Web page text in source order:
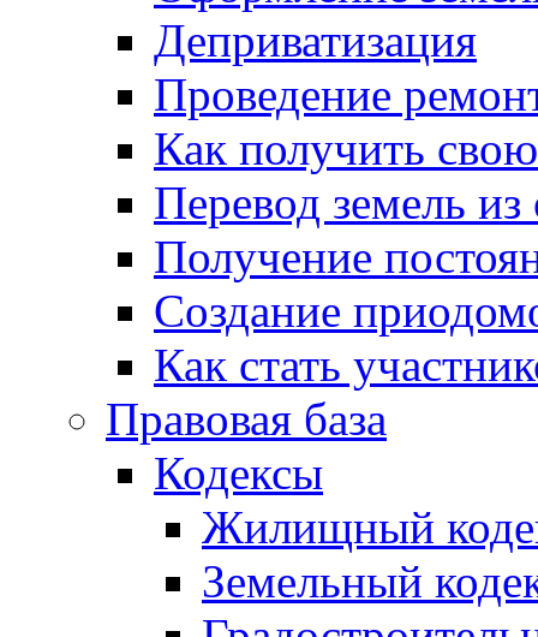
Деприватизация
Проведение
Как получить
Перевод земель
Получение
Создание
Как стать
Правовая база
Кодексы
Жилищный
Земельный